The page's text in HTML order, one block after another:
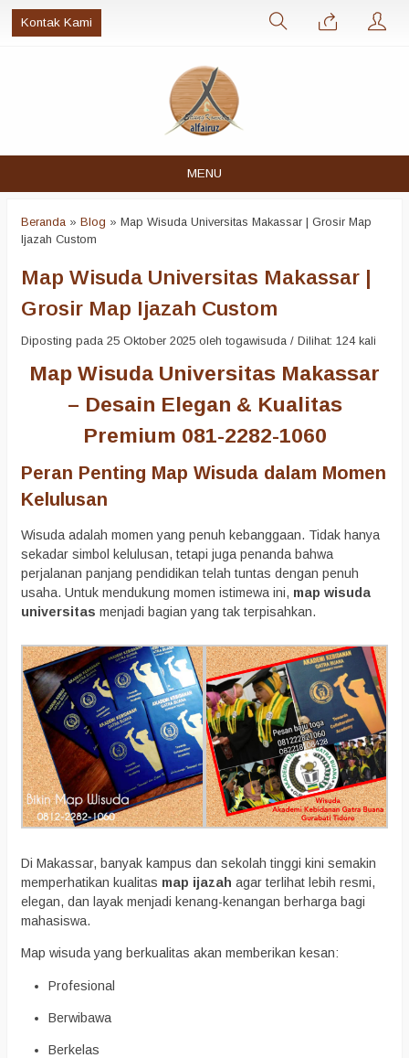
Kontak Kami
MENU
Beranda » Blog » Map Wisuda Universitas Makassar | Grosir Map
Ijazah Custom
Map Wisuda Universitas Makassar |
Grosir Map Ijazah Custom
Diposting pada 25 Oktober 2025 oleh togawisuda / Dilihat: 124 kali
Map Wisuda Universitas Makassar
– Desain Elegan & Kualitas
Premium 081-2282-1060
Peran Penting Map Wisuda dalam Momen
Kelulusan
Wisuda adalah momen yang penuh kebanggaan. Tidak hanya
sekadar simbol kelulusan, tetapi juga penanda bahwa
perjalanan panjang pendidikan telah tuntas dengan penuh
usaha. Untuk mendukung momen istimewa ini, map wisuda
universitas menjadi bagian yang tak terpisahkan.
Di Makassar, banyak kampus dan sekolah tinggi kini semakin
memperhatikan kualitas map ijazah agar terlihat lebih resmi,
elegan, dan layak menjadi kenang-kenangan berharga bagi
mahasiswa.
Map wisuda yang berkualitas akan memberikan kesan:
Profesional
Berwibawa
Berkelas